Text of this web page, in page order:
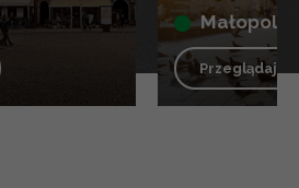
Przeglądaj